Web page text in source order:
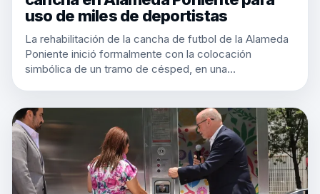
uso de miles de deportistas
La rehabilitación de la cancha de futbol de la Alameda
Poniente inició formalmente con la colocación
simbólica de un tramo de césped, en una…